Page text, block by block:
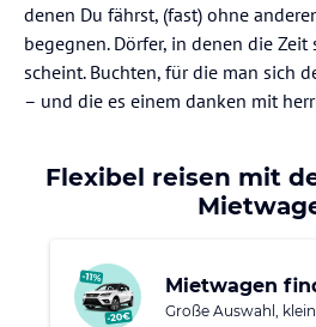
denen Du fährst, (fast) ohne
begegnen. Dörfer, in denen die
scheint. Buchten, für die man sich
– und die es einem danken mit
Flexibel reisen mit
Mietwagen
Große Auswahl,